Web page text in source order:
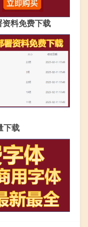
料免费下载
下载